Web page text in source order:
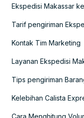
Ekspedisi Makassar
Tarif pengiriman
Kontak Tim Marketing
Layanan Ekspedisi
Tips pengiriman
Kelebihan Calista
Cara Menghitung